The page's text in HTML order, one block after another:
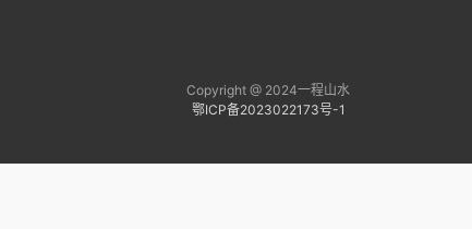
Copyright @ 2024一程山水
鄂ICP备2023022173号-1